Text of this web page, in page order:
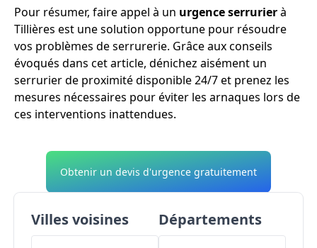
Pour résumer, faire appel à un urgence serrurierà
Tillières est une solution opportune pour résoudre
vos problèmes de serrurerie. Grâce aux conseils
évoqués dans cet article, dénichez aisément un
serrurier de proximité disponible 24/7 et prenez les
mesures nécessaires pour éviter les arnaques lors de
ces interventions inattendues.
Obtenir un devis d'urgence gratuitement
Villes voisines Départements